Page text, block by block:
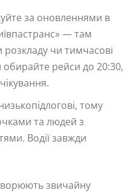
за оновленнями в
— там
чи тимчасові
обирайте рейси до 20:30,
тому
та людей з
Водії завжди
звичайну